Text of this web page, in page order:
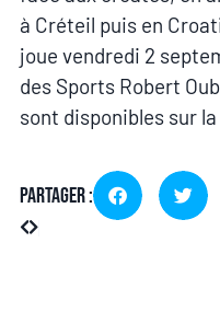
à Créteil puis en
joue vendredi 2
des Sports Robert
sont disponibles sur la
Partager :